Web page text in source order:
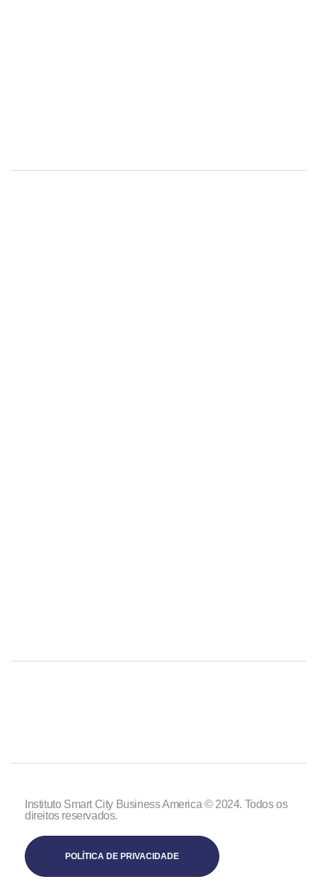
Instituto Smart City Business America © 2024. Todos os
direitos reservados.
POLÍTICA DE PRIVACIDADE